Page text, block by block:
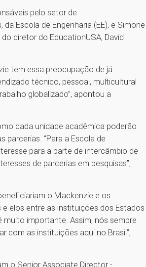
pelo setor de
Escola de Engenharia (EE), e Simone
diretor do EducationUSA, David
tem essa preocupação de já
técnico, pessoal, multicultural
globalizado”, apontou a
cada unidade acadêmica poderão
parcerias. “Para a Escola de
para a parte de intercâmbio de
de parcerias em pesquisas”,
o Mackenzie e os
elos entre as instituições dos Estados
muito importante. Assim, nós sempre
com as instituições aqui no Brasil”,
o Senior Associate Director -